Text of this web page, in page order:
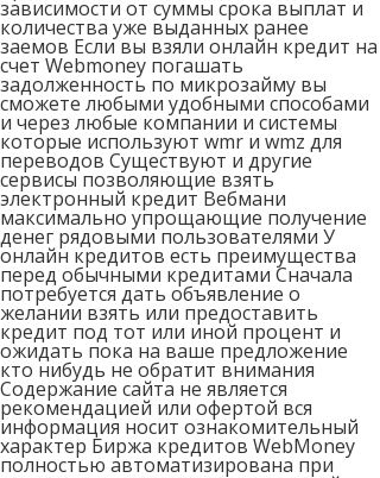
зависимости от суммы срока выплат и
количества уже выданных ранее
заемов Если вы взяли онлайн кредит на
счет Webmoney погашать
задолженность по микрозайму вы
сможете любыми удобными способами
и через любые компании и системы
которые используют wmr и wmz для
переводов Существуют и другие
сервисы позволяющие взять
электронный кредит Вебмани
максимально упрощающие получение
денег рядовыми пользователями У
онлайн кредитов есть преимущества
перед обычными кредитами Сначала
потребуется дать объявление о
желании взять или предоставить
кредит под тот или иной процент и
ожидать пока на ваше предложение
кто нибудь не обратит внимания
Содержание сайта не является
рекомендацией или офертой вся
информация носит ознакомительный
характер Биржа кредитов WebMoney
полностью автоматизирована при